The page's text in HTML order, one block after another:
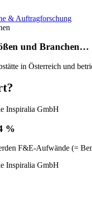
& Auftragforschung
und Branchen…
in Österreich und
%
F&E-Aufwände (=